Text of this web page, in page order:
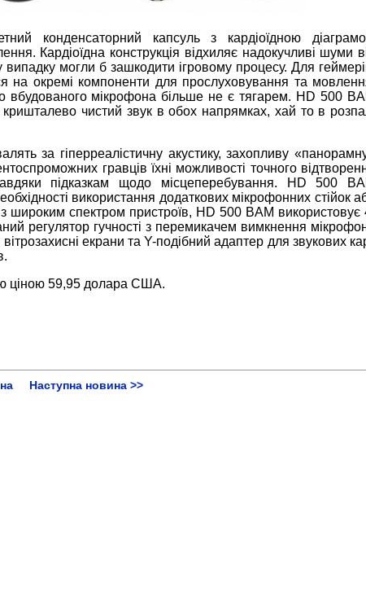
конденсаторний капсуль з кардіоїдною
Кардіоїдна конструкція відхиляє надокучливі шуми
могли б зашкодити ігровому процесу. Для
на окремі компоненти для прослуховування та
вбудованого мікрофона більше не є тягарем. HD 500
чистий звук в обох напрямках, хай то в
за гіперреалістичну акустику, захопливу
гравців їхні можливості точного
підказкам щодо місцеперебування. HD 500
використання додаткових мікрофонних стійок
широким спектром пристроїв, HD 500 BAM використовує
регулятор гучності з перемикачем вимкнення
екрани та Y-подібний адаптер для звукових
ціною 59,95 долара США.
Наступна новина >>